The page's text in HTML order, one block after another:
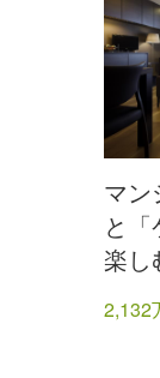
マン
と
楽し
2,132